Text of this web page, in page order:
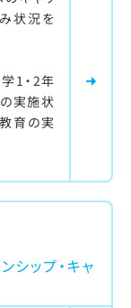
状況を
1・2年
実施状
育の実
シップ・キャ